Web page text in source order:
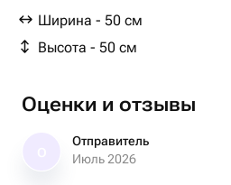
Ширина - 50 см
Высота - 50 см
Оценки и отзывы
Отправитель
Июль 2026